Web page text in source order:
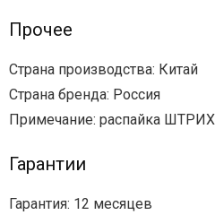
Прочее
Страна производства: Китай
Страна бренда: Россия
Примечание: распайка
Гарантии
Гарантия: 12 месяцев